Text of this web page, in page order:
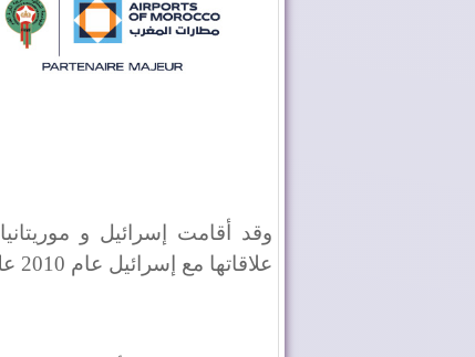
علاقاتها مع إسرائيل عام 2010 على خلفية الحرب في غزة بين عامي 2008 و2009.